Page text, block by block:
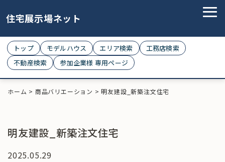
住宅展示場ネット
トップ モデルハウス エリア検索
工務店検索
不動産検索
参加企業様 専用ページ
ホーム > 商品バリエーション >明友建設_新築注文住宅
明友建設_新築注文住宅
2025.05.29